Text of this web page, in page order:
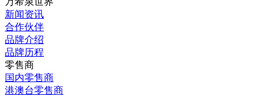
新闻资讯
合作伙伴
品牌介绍
品牌历程
零售商
国内零售商
港澳台零售商